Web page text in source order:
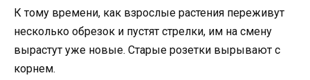
К тому времени, как взрослые растения переживут
несколько обрезок и пустят стрелки, им на смену
вырастут уже новые. Старые розетки вырывают с
корнем.